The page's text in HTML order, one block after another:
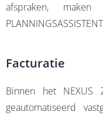
afspraken,
Facturatie
Binnen het NEXUS
geautomatiseerd